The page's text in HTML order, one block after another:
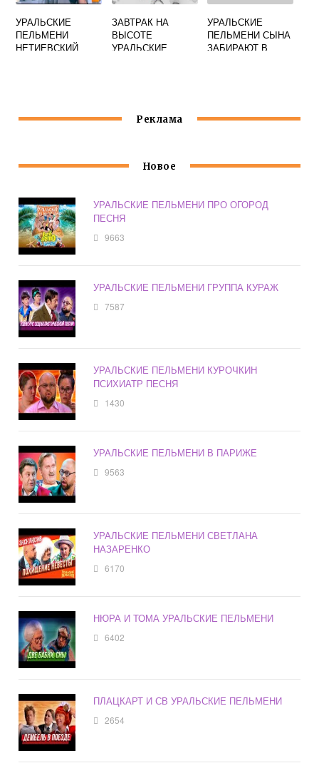
УРАЛЬСКИЕ
ПЕЛЬМЕНИ
НЕТИЕВСКИЙ
ЗАВТРАК НА
ВЫСОТЕ
УРАЛЬСКИЕ
УРАЛЬСКИЕ
ПЕЛЬМЕНИ СЫНА
ЗАБИРАЮТ В
Реклама
Новое
УРАЛЬСКИЕ ПЕЛЬМЕНИ ПРО ОГОРОД
ПЕСНЯ
9663
УРАЛЬСКИЕ ПЕЛЬМЕНИ ГРУППА КУРАЖ
7587
УРАЛЬСКИЕ ПЕЛЬМЕНИ КУРОЧКИН
ПСИХИАТР ПЕСНЯ
1430
УРАЛЬСКИЕ ПЕЛЬМЕНИ В ПАРИЖЕ
9563
УРАЛЬСКИЕ ПЕЛЬМЕНИ СВЕТЛАНА
НАЗАРЕНКО
6170
НЮРА И ТОМА УРАЛЬСКИЕ ПЕЛЬМЕНИ
6402
ПЛАЦКАРТ И СВ УРАЛЬСКИЕ ПЕЛЬМЕНИ
2654